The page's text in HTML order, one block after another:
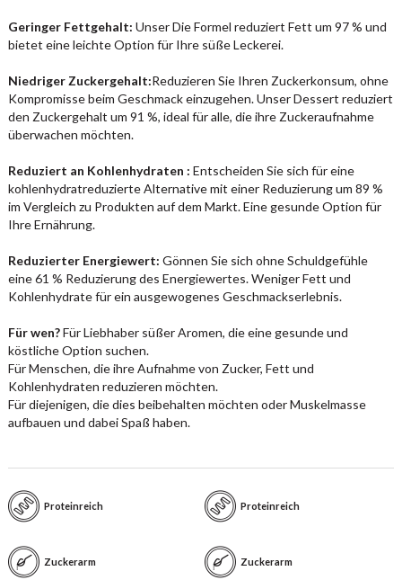
Geringer Fettgehalt: Unser Die Formel reduziert Fett um 97 % und
bietet eine leichte Option für Ihre süße Leckerei.
Niedriger Zuckergehalt:Reduzieren Sie Ihren Zuckerkonsum, ohne
Kompromisse beim Geschmack einzugehen. Unser Dessert reduziert
den Zuckergehalt um 91 %, ideal für alle, die ihre Zuckeraufnahme
überwachen möchten.
Reduziert an Kohlenhydraten : Entscheiden Sie sich für eine
kohlenhydratreduzierte Alternative mit einer Reduzierung um 89 %
im Vergleich zu Produkten auf dem Markt. Eine gesunde Option für
Ihre Ernährung.
Reduzierter Energiewert: Gönnen Sie sich ohne Schuldgefühle
eine 61 % Reduzierung des Energiewertes. Weniger Fett und
Kohlenhydrate für ein ausgewogenes Geschmackserlebnis.
Für wen?Für Liebhaber süßer Aromen, die eine gesunde und
köstliche Option suchen.
Für Menschen, die ihre Aufnahme von Zucker, Fett und
Kohlenhydraten reduzieren möchten.
Für diejenigen, die dies beibehalten möchten oder Muskelmasse
aufbauen und dabei Spaß haben.
Proteinreich Proteinreich
Zuckerarm Zuckerarm